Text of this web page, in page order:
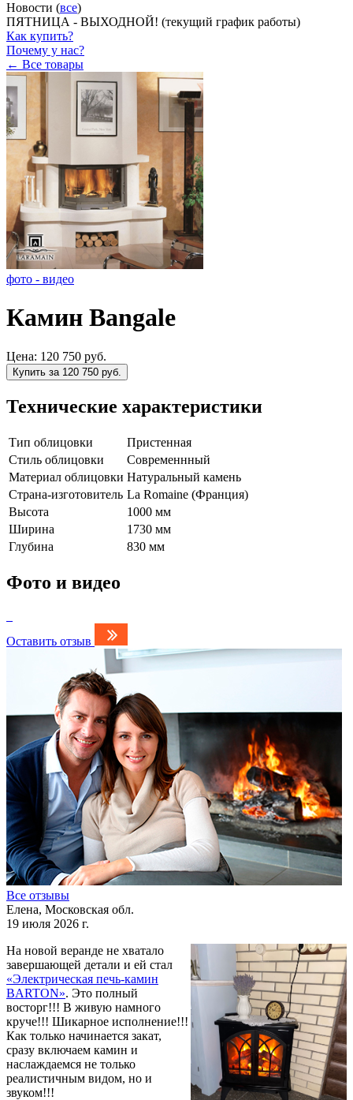
Новости (все)
ПЯТНИЦА - ВЫХОДНОЙ! (текущий график работы)
Как купить?
Почему у нас?
← Все товары
фото - видео
Камин Bangale
Цена: 120 750 руб.
Купить за 120 750 руб.
Технические характеристики
Тип облицовки
Пристенная
Стиль облицовки
Современнный
Материал облицовки Натуральный камень
Страна-изготовитель La Romaine (Франция)
Высота
1000 мм
Ширина
1730 мм
Глубина
830 мм
Фото и видео
Оставить отзыв
Все отзывы
Елена, Московская обл.
19 июля 2026 г.
На новой веранде не хватало
завершающей детали и ей стал
«Электрическая печь-камин
BARTON». Это полный
восторг!!! В живую намного
круче!!! Шикарное исполнение!!!
Как только начинается закат,
сразу включаем камин и
наслаждаемся не только
реалистичным видом, но и
звуком!!!